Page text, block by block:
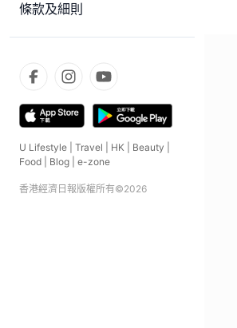
條款及細則
U Lifestyle Travel HK Beauty
Food
Blog e-zone
香港經濟日報版權所有©2026